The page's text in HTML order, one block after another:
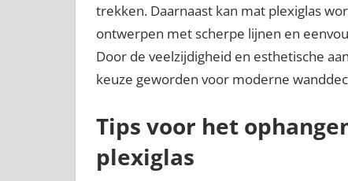
trekken. Daarnaast kan mat plexiglas
ontwerpen met scherpe lijnen en
Door de veelzijdigheid en esthetische
keuze geworden voor moderne
Tips voor het
plexiglas